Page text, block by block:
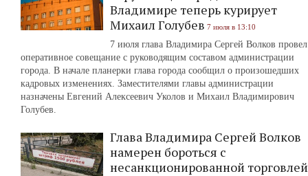
Владимире теперь курирует
Михаил Голубев 7 июля в 13:10
7 июля глава Владимира Сергей Волков провел
оперативное совещание с руководящим составом администрации
города. В начале планерки глава города сообщил о произошедших
кадровых изменениях. Заместителями главы администрации
назначены Евгений Алексеевич Уколов и Михаил Владимирович
Голубев.
Глава Владимира Сергей Волков
намерен бороться с
несанкционированной торговлей